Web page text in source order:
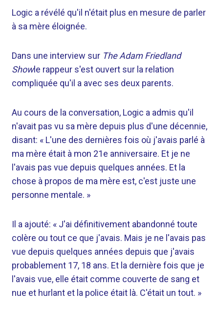
Logic a révélé qu'il n'était plus en mesure de parler
à sa mère éloignée.
Dans une interview sur The Adam Friedland
Showle rappeur s'est ouvert sur la relation
compliquée qu'il a avec ses deux parents.
Au cours de la conversation, Logic a admis qu'il
n'avait pas vu sa mère depuis plus d'une décennie,
disant: « L'une des dernières fois où j'avais parlé à
ma mère était à mon 21e anniversaire. Et je ne
l'avais pas vue depuis quelques années. Et la
chose à propos de ma mère est, c'est juste une
personne mentale. »
Il a ajouté: « J'ai définitivement abandonné toute
colère ou tout ce que j'avais. Mais je ne l'avais pas
vue depuis quelques années depuis que j'avais
probablement 17, 18 ans. Et la dernière fois que je
l'avais vue, elle était comme couverte de sang et
nue et hurlant et la police était là. C'était un tout. »